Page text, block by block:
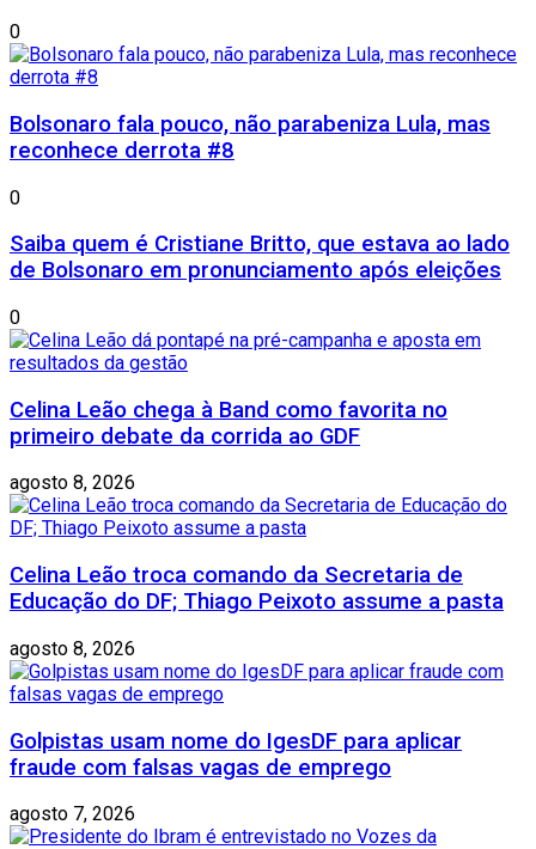
0
Bolsonaro fala pouco, não parabeniza Lula, mas
reconhece derrota #8
0
Saiba quem é Cristiane Britto, que estava ao lado
de Bolsonaro em pronunciamento após eleições
0
Celina Leão chega à Band como favorita no
primeiro debate da corrida ao GDF
agosto 8, 2026
Celina Leão troca comando da Secretaria de
Educação do DF; Thiago Peixoto assume a pasta
agosto 8, 2026
Golpistas usam nome do IgesDF para aplicar
fraude com falsas vagas de emprego
agosto 7, 2026